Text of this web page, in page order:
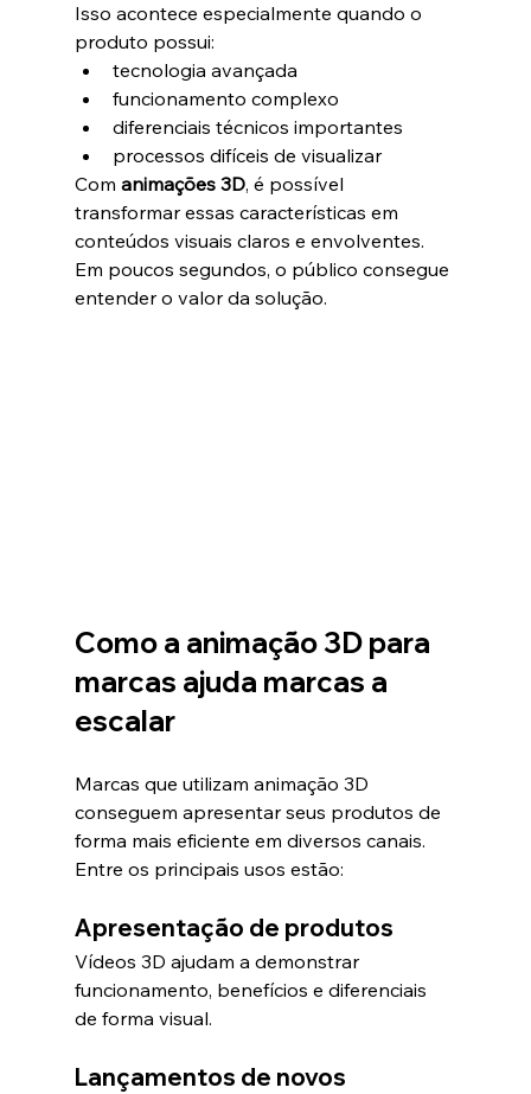
Isso acontece especialmente quando o
produto possui:
tecnologia avançada
funcionamento complexo
diferenciais técnicos importantes
processos difíceis de visualizar
Com animações 3D, é possível
transformar essas características em
conteúdos visuais claros e envolventes.
Em poucos segundos, o público consegue
entender o valor da solução.
Como a animação 3D para
marcas ajuda marcas a
escalar
Marcas que utilizam animação 3D
conseguem apresentar seus produtos de
forma mais eficiente em diversos canais.
Entre os principais usos estão:
Apresentação de produtos
Vídeos 3D ajudam a demonstrar
funcionamento, benefícios e diferenciais
de forma visual.
Lançamentos de novos